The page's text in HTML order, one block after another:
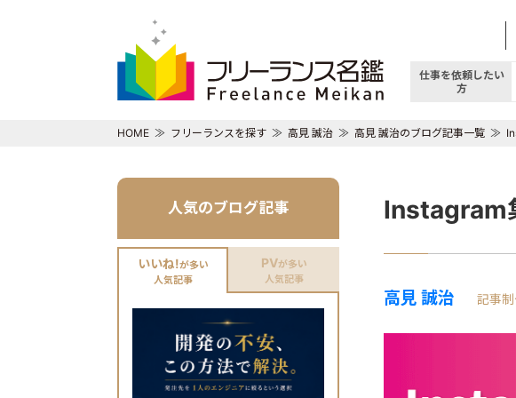
仕事を依頼したい
方
HOME フリーランスを探す 高見 誠治 高見 誠治のブログ記事一覧
人気のブログ記事
いいね!が多い
人気記事
PVが多い
人気記事
Instagram
高見 誠治 記事制